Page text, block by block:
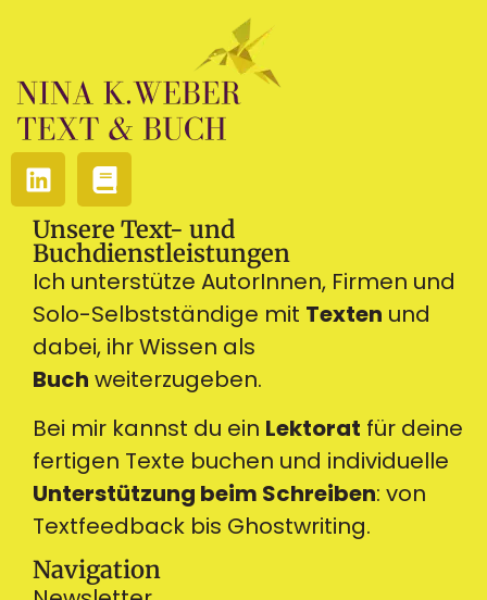
Ich unterstütze AutorInnen, Firmen und
Solo-Selbstständige mit Texten und
dabei, ihr Wissen als
Buch weiterzugeben.
Bei mir kannst du ein Lektorat für deine
fertigen Texte buchen und individuelle
Unterstützung beim Schreiben: von
Textfeedback bis Ghostwriting.
Unsere Text- und
Buchdienstleistungen
Navigation